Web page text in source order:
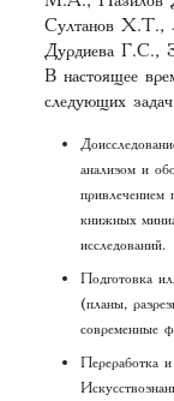
Султанов
Дурдиева Г.С.,
В настоящее
следующих
анализом и
привлечением
книжных
исследований.
Подготовка
(планы,
современные
Переработка